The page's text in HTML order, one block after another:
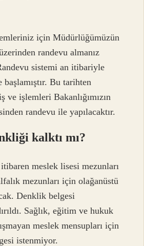
için Müdürlüğümüzün
randevu almanız
sistemi an itibariyle
Bu tarihten
ve işlemleri Bakanlığımızın
randevu ile yapılacaktır.
kalktı mı?
meslek lisesi mezunları
mezunları için olağanüstü
Denklik belgesi
Sağlık, eğitim ve hukuk
meslek mensupları için
istenmiyor.